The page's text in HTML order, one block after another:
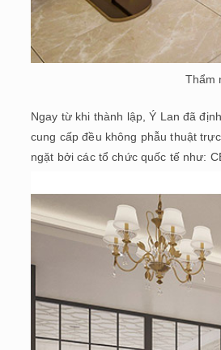
Thẩm
Ngay từ khi thành lập, Ý Lan đã
cung cấp đều không phẫu thuật
ngặt bởi các tổ chức quốc tế như: